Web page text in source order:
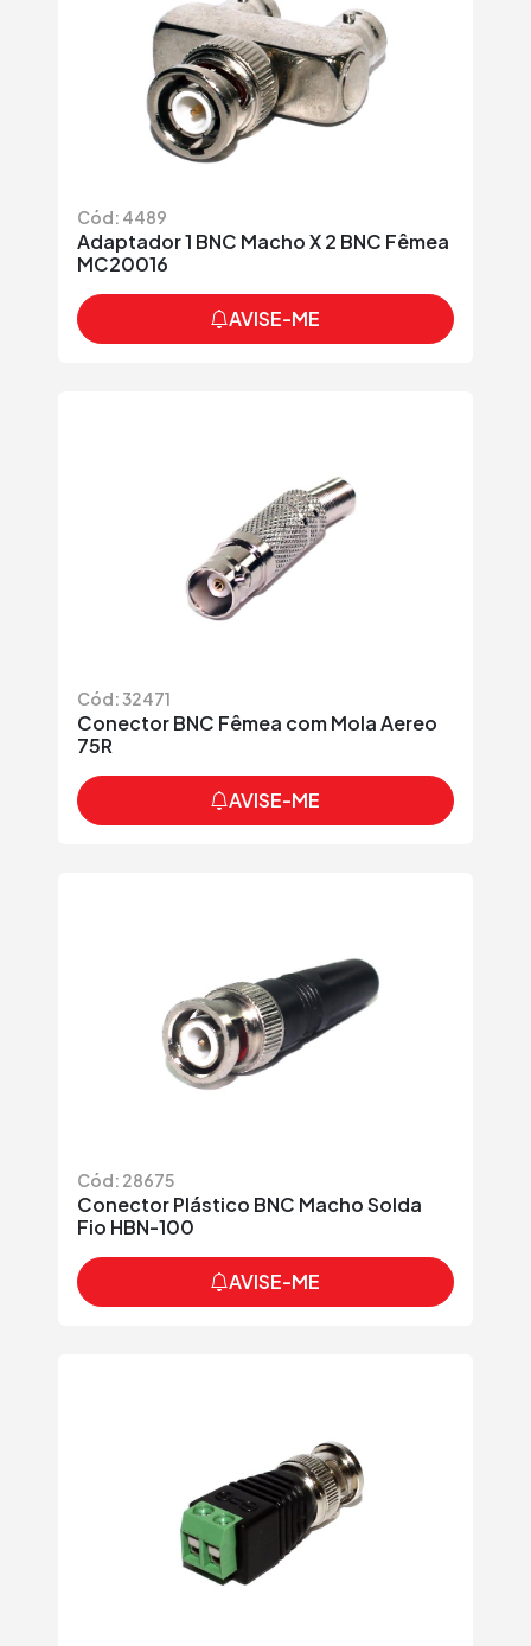
Cód: 4489
Adaptador 1 BNC Macho X 2 BNC Fêmea
MC20016
AVISE-ME
Cód: 32471
Conector BNC Fêmea com Mola Aereo
75R
AVISE-ME
Cód: 28675
Conector Plástico BNC Macho Solda
Fio HBN-100
AVISE-ME